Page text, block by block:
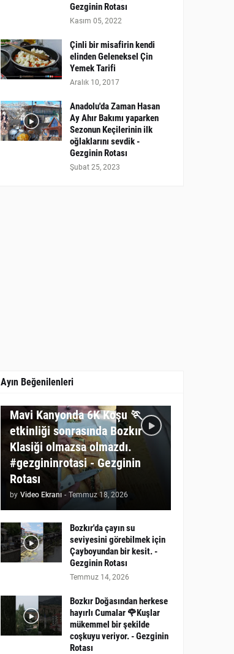
Gezginin Rotası
Kasım 05, 2022
Çinli bir misafirin kendi
elinden Geleneksel Çin
Yemek Tarifi
Aralık 10, 2017
Anadolu'da Zaman Hasan
Ay Ahır Bakımı yaparken
Sezonun Keçilerinin ilk
oğlaklarını sevdik -
Gezginin Rotası
Şubat 25, 2023
Ayın Beğenilenleri
Mavi Kanyonda 6K Koşu 🏃
etkinliği sonrasında Bozkır
Klasiği olmazsa olmazdı.
#gezgininrotasi - Gezginin
Rotası
by Video Ekranı - Temmuz 18, 2026
Bozkır'da çayın su
seviyesini görebilmek için
Çayboyundan bir kesit. -
Gezginin Rotası
Temmuz 14, 2026
Bozkır Doğasından herkese
hayırlı Cumalar 🌹Kuşlar
mükemmel bir şekilde
coşkuyu veriyor. - Gezginin
Rotası